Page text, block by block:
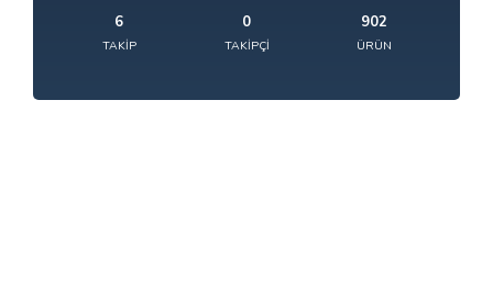
6
TAKIP
0
TAKIPÇI
902
ÜRÜN